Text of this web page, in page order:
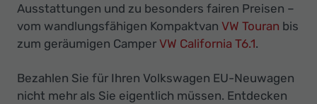
Ausstattungen und zu besonders fairen Preisen –
vom wandlungsfähigen Kompaktvan VW Touran bis
zum geräumigen Camper VW California T6.1.
Bezahlen Sie für Ihren Volkswagen EU-Neuwagen
nicht mehr als Sie eigentlich müssen. Entdecken